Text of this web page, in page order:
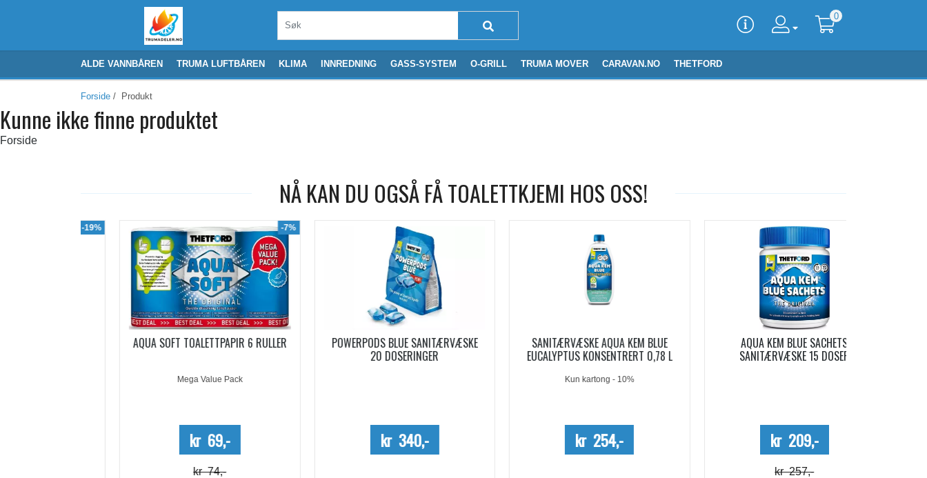
0
ALDE VANNBÅREN TRUMA LUFTBÅREN KLIMA INNREDNING GASS-SYSTEM O-GRILL TRUMA MOVER CARAVAN.NO THETFORD
Forside / Produkt
Kunne ikke finne produktet
Forside
NÅ KAN DU OGSÅ FÅ TOALETTKJEMI HOS OSS!
-7%
AQUA SOFT TOALETTPAPIR 6 RULLER
Mega Value Pack
kr 69,-
POWERPODS BLUE SANITÆRVÆSKE
20 DOSERINGER
kr 340,-
SANITÆRVÆSKE AQUA KEM BLUE
EUCALYPTUS KONSENTRERT 0,78 L
Kun kartong - 10%
kr 254,-
-19%
AQUA KEM BLUE SACHETS
SANITÆRVÆSKE 15 DOSER
kr 209,-
kr 257,-